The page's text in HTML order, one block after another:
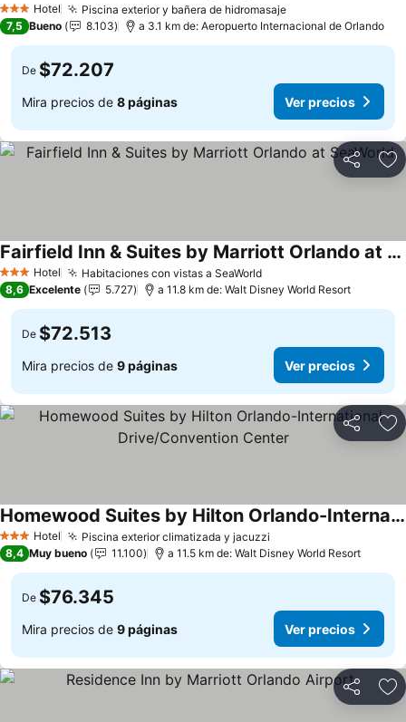
3 Estrellas
Hotel Piscina exterior y bañera de hidromasajeVer precios
Ver precios
7,5 Bueno 8.103 a 3.1 km de: Aeropuerto Internacional de Orlando
De $72.207
Mira precios de 8 páginas Ver precios
Compartir
3 Estrellas
Hotel Habitaciones con vistas a SeaWorldVer precios
Fairfield Inn & Suites by Marriott Orlando at SeaWorld
Ver precios
8,6 Excelente 5.727 a 11.8 km de: Walt Disney World Resort
De $72.513
Mira precios de 9 páginas Ver precios
Compartir
3 Estrellas
Hotel Piscina exterior climatizada y jacuzzi
Homewood Suites by Hilton Orlando-International Drive/Convention Center
Ver precios
8,4 Muy bueno 11.100 a 11.5 km de: Walt Disney World Resort
De $76.345
Mira precios de 9 páginas Ver precios
Compartir